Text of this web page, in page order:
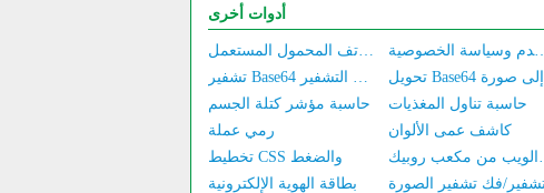
أدوات أخرى
تقدير أسعار الكمبيوتر/الهاتف المحمول المستعمل وسياسة الخصوصية
تشفير Base64 و فك التشفير
تحويل Base64 إلى صورة
حاسبة مؤشر كتلة الجسم
حاسبة تناول المغذيات
رمي عملة
كاشف عمى الألوان
تخطيط CSS والضغط
بطاقة الهوية الإلكترونية
فك تشفير الصورة